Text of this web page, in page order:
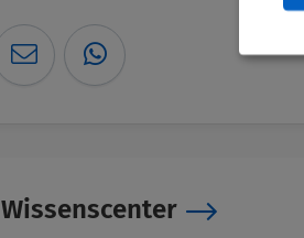
Wissenscenter